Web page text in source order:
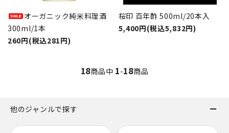
オーガニック純米料理酒
300ml/1本
260円(税込281円)
桜印 百年酢 500ml/20本入
5,400円(税込5,832円)
18商品中 1-18商品
他のジャンルで探す